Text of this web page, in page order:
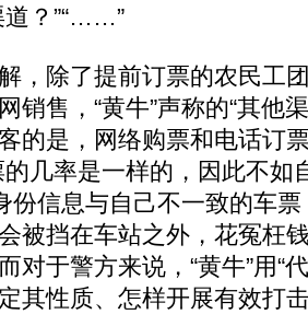
？”“……”
除了提前订票的农民工
销售，“黄牛”声称的“其他
的是，网络购票和电话订
的几率是一样的，因此不如
份信息与自己不一致的车
被挡在车站之外，花冤枉
对于警方来说，“黄牛”用“
其性质、怎样开展有效打